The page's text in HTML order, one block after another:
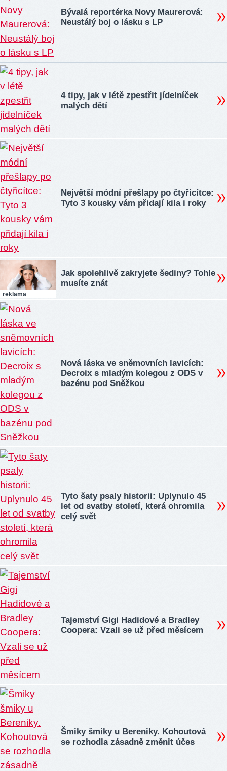
Bývalá reportérka Novy Maurerová:
Neustálý boj o lásku s LP
4 tipy, jak v létě zpestřit jídelníček
malých dětí
Největší módní přešlapy po čtyřicítce:
Tyto 3 kousky vám přidají kila i roky
reklama
Jak spolehlivě zakryjete šediny? Tohle
musíte znát
Nová láska ve sněmovních lavicích:
Decroix s mladým kolegou z ODS v
bazénu pod Sněžkou
Tyto šaty psaly historii: Uplynulo 45
let od svatby století, která ohromila
celý svět
Tajemství Gigi Hadidové a Bradley
Coopera: Vzali se už před měsícem
Šmiky šmiky u Bereniky. Kohoutová
se rozhodla zásadně změnit účes